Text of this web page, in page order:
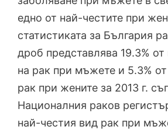
едно от най-честите при
статистиката за България
дроб представлява 19.3%
на рак при мъжете и 5.3% от
рак при жените за 2013 г.
Националния раков
най-честия вид рак при